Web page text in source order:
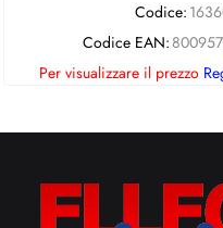
Codice:
Codice EAN:
Per visualizzare il prezzo